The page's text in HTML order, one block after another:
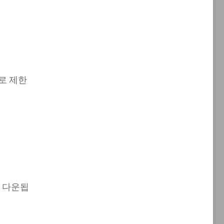
제한
운됩